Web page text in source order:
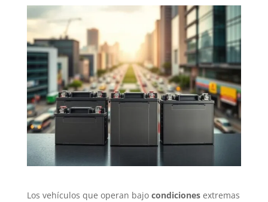
Los vehículos que operan bajo condicionesextremas